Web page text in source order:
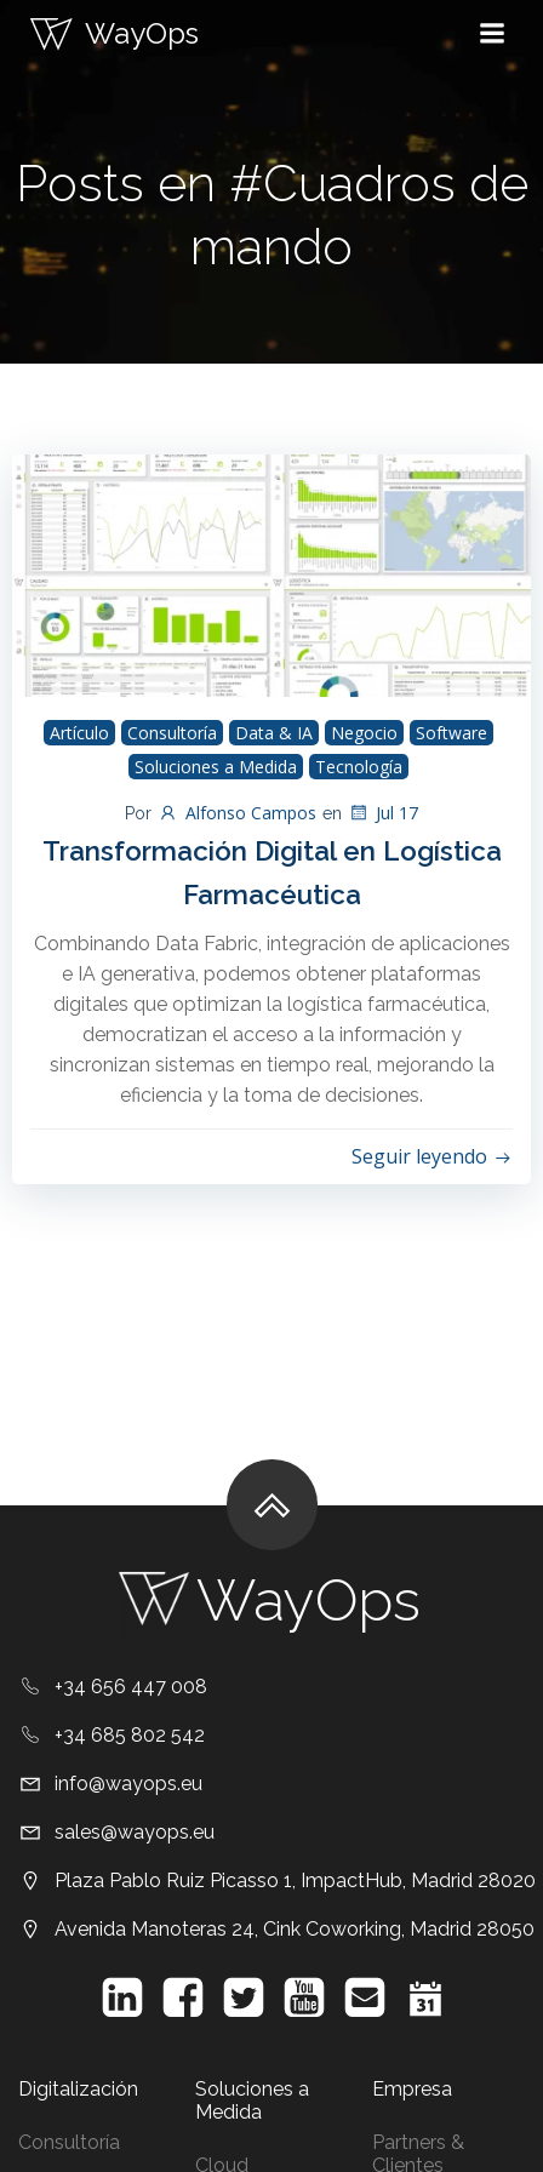
contenido
WayOps
Posts en #Cuadros de
mando
Artículo Consultoría Data & IA Negocio
Software
Soluciones a Medida
Tecnología
Por Alfonso Campos en Jul 17
Transformación Digital en Logística
Farmacéutica
Combinando Data Fabric, integración de aplicaciones
e IA generativa, podemos obtener plataformas
digitales que optimizan la logística farmacéutica,
democratizan el acceso a la información y
sincronizan sistemas en tiempo real, mejorando la
eficiencia y la toma de decisiones.
Seguir leyendo
WayOps
+34 656 447 008
+34 685 802 542
info@wayops.eu
sales@wayops.eu
Plaza Pablo Ruiz Picasso 1, ImpactHub, Madrid 28020
Avenida Manoteras 24, Cink Coworking, Madrid 28050
Digitalización
Consultoría
Soluciones a
Medida
Cloud
Empresa
Partners &
Clientes